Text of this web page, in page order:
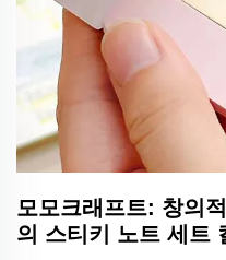
모모크래프트: 창의
의 스티키 노트 세트